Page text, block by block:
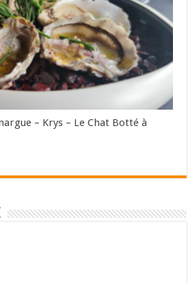
– Krys – Le Chat Botté à